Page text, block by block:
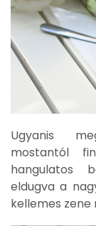
Ugyanis
mostantól
hangulatos
eldugva a
kellemes zene